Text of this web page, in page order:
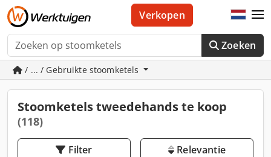
Zoeken
Verkopen
/ ... / Gebruikte stoomketels
Stoomketels tweedehands te koop
(118)
Filter Relevantie